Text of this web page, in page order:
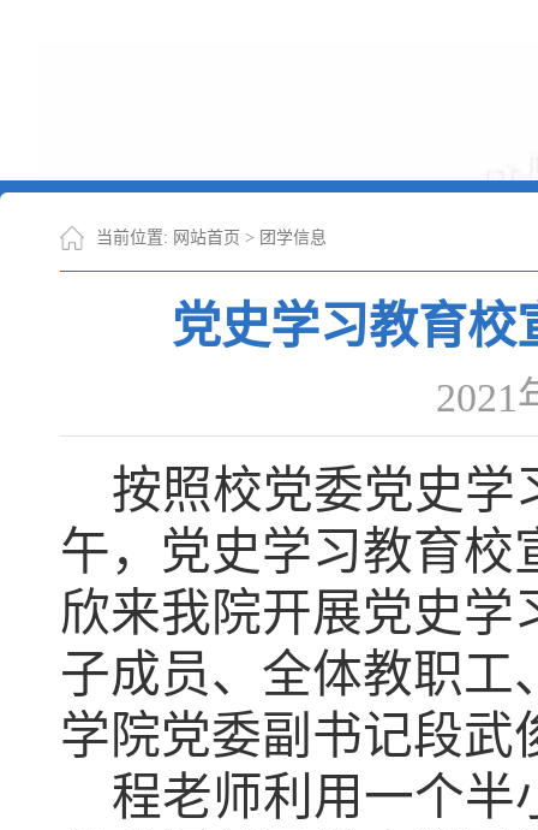
当前位置: 网站首页 > 团学信息
党史学习教育校
2021
按照校党委党史学
午，党史学习教育校
欣来我院开展党史学
子成员、全体教职工
学院党委副 书记段武
程老师利用一个半